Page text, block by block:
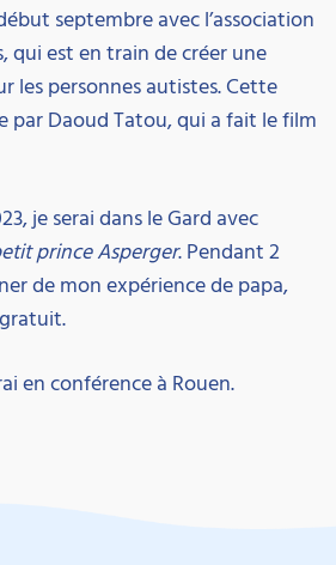
septembre avec l’association
qui est en train de créer une
les personnes autistes. Cette
par Daoud Tatou, qui a fait le film
je serai dans le Gard avec
prince Asperger. Pendant 2
de mon expérience de papa,
en conférence à Rouen.